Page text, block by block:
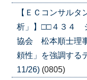
【ＥＣコンサル
析」】□□４３４
協会 松本順士理
頼性」を強調する
11/26) (0805)